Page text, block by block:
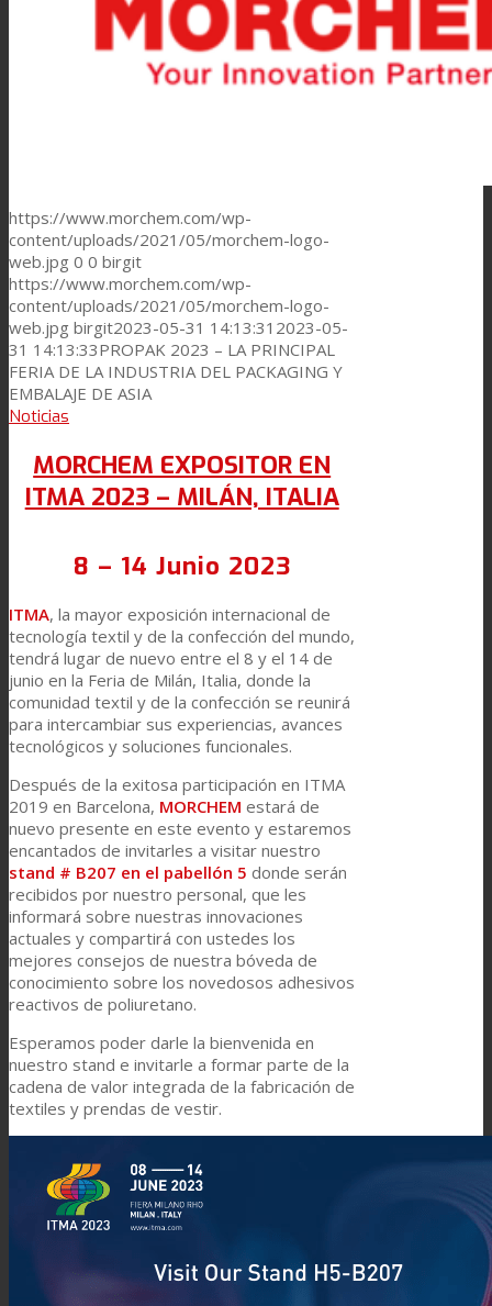
https://www.morchem.com/wp-
content/uploads/2021/05/morchem-logo-
web.jpg 0 0 birgit
https://www.morchem.com/wp-
content/uploads/2021/05/morchem-logo-
web.jpg birgit2023-05-31 14:13:31 2023-05-
31 14:13:33PROPAK 2023 – LA PRINCIPAL
FERIA DE LA INDUSTRIA DEL PACKAGING Y
EMBALAJE DE ASIA
Noticias
MORCHEM EXPOSITOR EN
ITMA 2023 – MILÁN, ITALIA
8 – 14 Junio 2023
ITMA, la mayor exposición internacional de
tecnología textil y de la confección del mundo,
tendrá lugar de nuevo entre el 8 y el 14 de
junio en la Feria de Milán, Italia, donde la
comunidad textil y de la confección se reunirá
para intercambiar sus experiencias, avances
tecnológicos y soluciones funcionales.
Después de la exitosa participación en ITMA
2019 en Barcelona, MORCHEM estará de
nuevo presente en este evento y estaremos
encantados de invitarles a visitar nuestro
stand # B207 en el pabellón 5 donde serán
recibidos por nuestro personal, que les
informará sobre nuestras innovaciones
actuales y compartirá con ustedes los
mejores consejos de nuestra bóveda de
conocimiento sobre los novedosos adhesivos
reactivos de poliuretano.
Esperamos poder darle la bienvenida en
nuestro stand e invitarle a formar parte de la
cadena de valor integrada de la fabricación de
textiles y prendas de vestir.